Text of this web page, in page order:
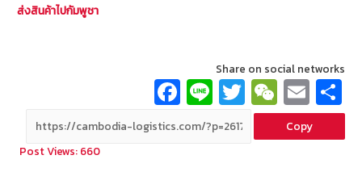
ส่งสินค้าไปกัมพูชา
Share on social networks
Fa
ce
Li
n
T
wi
tt
W
e
C
E
m
ai
Copy
Post Views: 660